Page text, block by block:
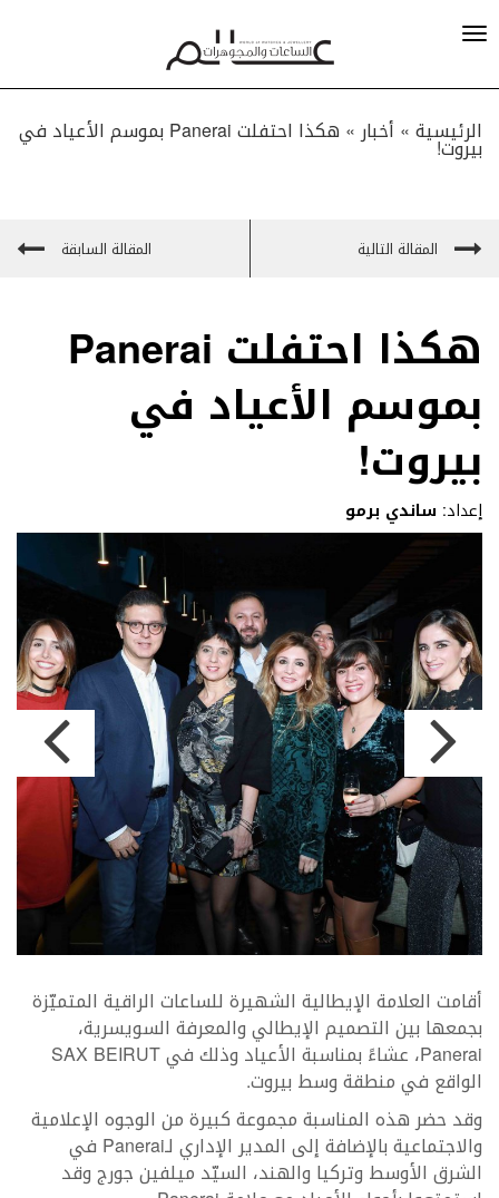
الرئيسية » أخبار» هكذا احتفلت Panerai بموسم الأعياد في
بيروت!
المقالة التالية المقالة السابقة
هكذا احتفلت Panerai
بموسم الأعياد في
بيروت!
إعداد: ساندي برمو
أقامت العلامة الإيطالية الشهيرة للساعات الراقية المتميّزة
بجمعها بين التصميم الإيطالي والمعرفة السويسرية،
Panerai، عشاءً بمناسبة الأعياد وذلك في SAX BEIRUT
الواقع في منطقة وسط بيروت.
وقد حضر هذه المناسبة مجموعة كبيرة من الوجوه الإعلامية
والاجتماعية بالإضافة إلى المدير الإداري لـPanerai في
الشرق الأوسط وتركيا والهند، السيّد ميلفين جورج وقد